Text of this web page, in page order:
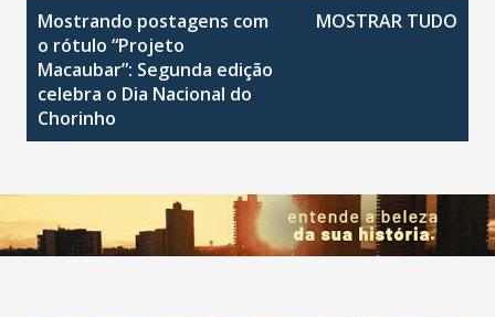
e
n
s
Mostrando postagens com
o rótulo “Projeto
Macaubar”: Segunda edição
celebra o Dia Nacional do
Chorinho
MOSTRAR TUDO